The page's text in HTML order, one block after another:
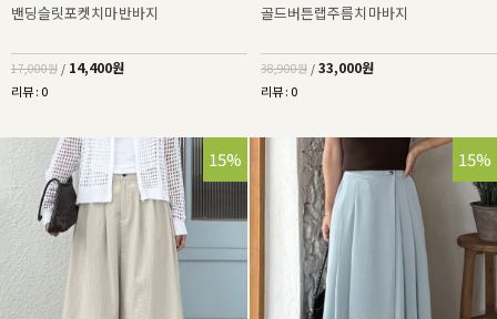
밴딩슬릿포켓치마반바지
17,000원 / 14,400원
리뷰 : 0
골드버튼랩주름치마바지
38,900원 / 33,000원
리뷰 : 0
15% 15%